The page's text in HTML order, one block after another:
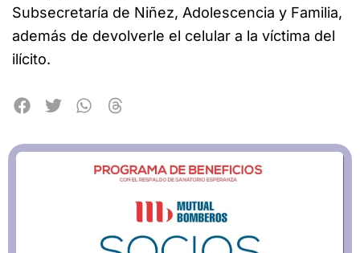
Subsecretaría de Niñez, Adolescencia y Familia,
además de devolverle el celular a la víctima del
ilícito.